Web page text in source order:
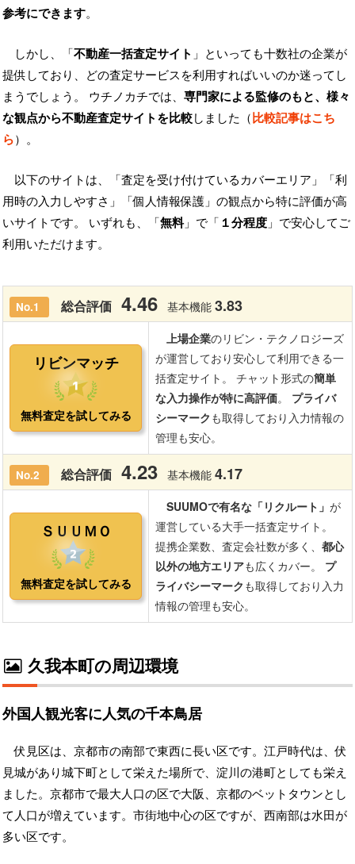
参考にできます。
しかし、「不動産一括査定サイト 」といっても十数社の企業が
提供しており、どの査定サービスを利用すればいいのか迷ってし
まうでしょう。 ウチノカチでは、 専門家による監修のもと、様々
な観点から不動産査定サイトを比較しました（比較記事はこち
ら）。
以下のサイトは、「査定を受け付けているカバーエリア」「利
用時の入力しやすさ」「個人情報保護」の観点から特に評価が高
いサイトです。 いずれも、「無料」で「 １分程度 」で安心してご
利用いただけます。
久我本町の周辺環境
外国人観光客に人気の千本鳥居
伏見区は、京都市の南部で東西に長い区です。江戸時代は、伏
見城があり城下町として栄えた場所で、淀川の港町としても栄え
ました。京都市で最大人口の区で大阪、京都のベットタウンとし
て人口が増えています。市街地中心の区ですが、西南部は水田が
多い区です。